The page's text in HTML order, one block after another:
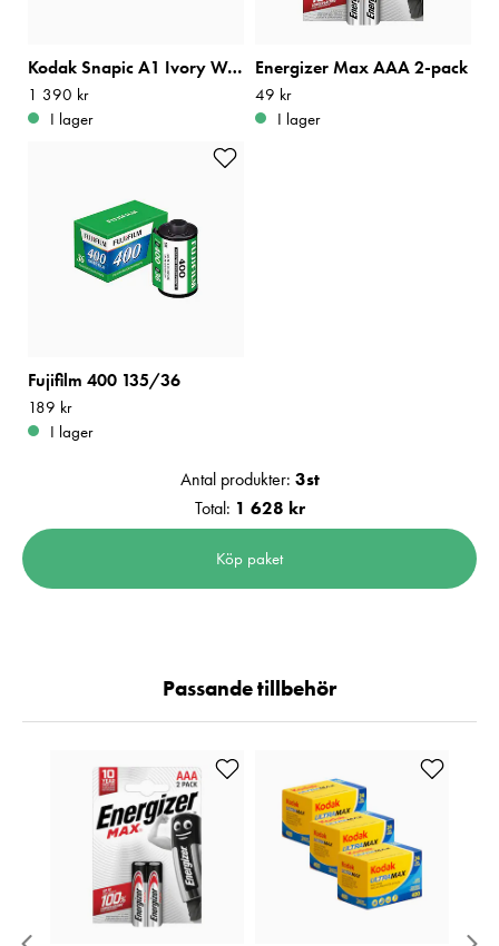
Kodak Snapic A1 Ivory White
Pris:1 390 kr
1 390 kr
I lager
Energizer Max AAA 2-pack
Pris :49 kr
49 kr
I lager
Fujifilm 400 135/36
Pris: 189 kr
189 kr
I lager
Antal produkter: 3st
Total: 1 628 kr
Köp paket
Passande tillbehör